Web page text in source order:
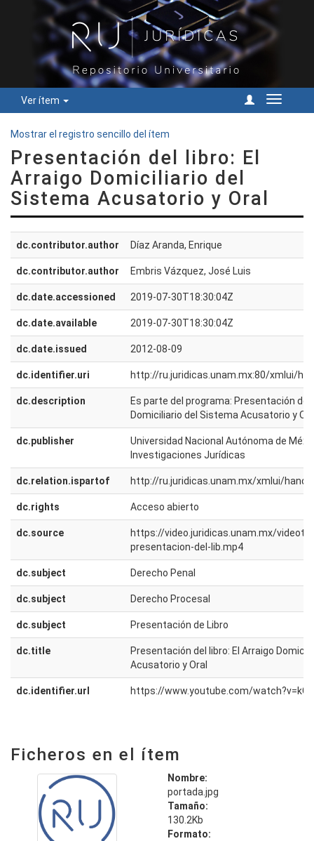
Ver ítem
Cambiar
Mostrar el registro sencillo del ítem
Presentación del libro: El
Arraigo Domiciliario del
Sistema Acusatorio y Oral
dc.contributor.author Díaz Aranda, Enrique
dc.contributor.author Embris Vázquez, José Luis
dc.date.accessioned 2019-07-30T18:30:04Z
dc.date.available 2019-07-30T18:30:04Z
dc.date.issued 2012-08-09
dc.identifier.uri http://ru.juridicas.unam.mx:80/xmlui/
dc.description
Es parte del programa: Presentación del
Domiciliario del Sistema Acusatorio y
dc.publisher
Universidad Nacional Autónoma de
Investigaciones Jurídicas
dc.relation.ispartof http://ru.juridicas.unam.mx/xmlui/
dc.rights Acceso abierto
dc.source
https://video.juridicas.unam.mx/
presentacion-del-lib.mp4
dc.subject Derecho Penal
dc.subject Derecho Procesal
dc.subject Presentación de Libro
dc.title
Presentación del libro: El Arraigo
Acusatorio y Oral
dc.identifier.url https://www.youtube.com/
Ficheros en el ítem
Nombre:
portada.jpg
Tamaño:
130.2Kb
Formato: